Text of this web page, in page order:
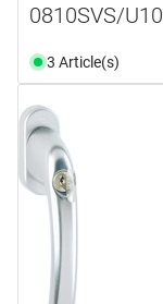
0810SVS/U10
3 Article(s)